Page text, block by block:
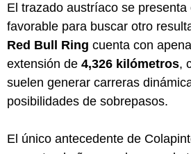
El trazado austríaco se
favorable para buscar otro
Red Bull Ring cuenta con
extensión de 4,326 kilómetros,
suelen generar carreras
posibilidades de sobrepasos.
El único antecedente de